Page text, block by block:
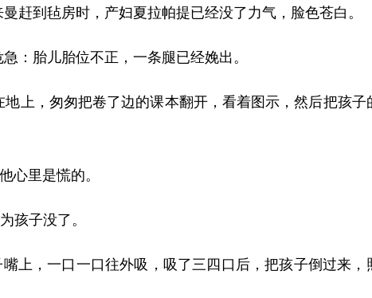
到毡房时，产妇夏拉帕提已经没了力气，脸色苍白。
胎儿胎位不正，一条腿已经娩出。
，匆匆把卷了边的课本翻开，看着图示，然后把孩子
里是慌的。
子没了。
上，一口一口往外吸，吸了三四口后，把孩子倒过来，